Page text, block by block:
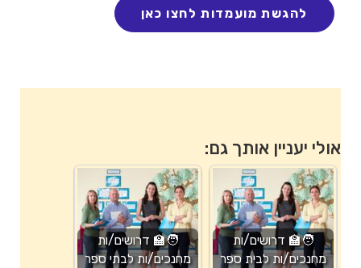
אולי יעניין אותך גם:
🧑‍🏫 דרושים/ות
מחנכים/ות לבית ספר
🧑‍🏫 דרושים/ות
מחנכים/ות לבתי ספר